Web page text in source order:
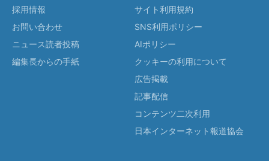
採用情報
お問い合わせ
ニュース読者投稿
編集長からの手紙
サイト利用規約
SNS利用ポリシー
AIポリシー
クッキーの利用について
広告掲載
記事配信
コンテンツ二次利用
日本インターネット報道協会